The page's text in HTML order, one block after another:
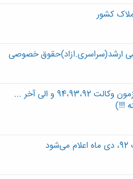
کشور
ارشد(سراسری.ازاد)حقوق خصوصی
منشور موفقیت در آزمون وکالت 94،93،92 و الی آخر ...
!!!)